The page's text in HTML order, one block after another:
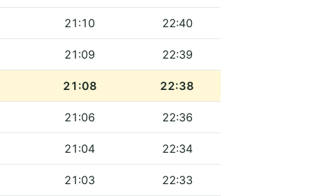
21:10 22:40
21:09 22:39
21:08 22:38
21:06 22:36
21:04 22:34
21:03 22:33